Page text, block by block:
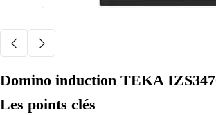
Domino induction TEKA
Les points clés